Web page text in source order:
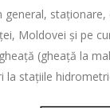
staționare,
Moldovei și pe
(gheață la
la stațiile